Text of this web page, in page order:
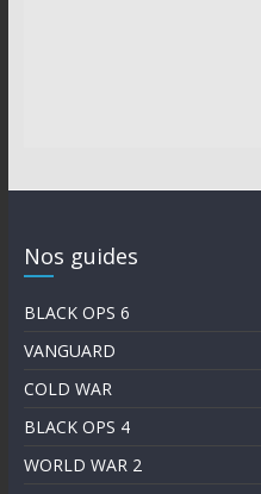
Nos guides
BLACK OPS 6
VANGUARD
COLD WAR
BLACK OPS 4
WORLD WAR 2